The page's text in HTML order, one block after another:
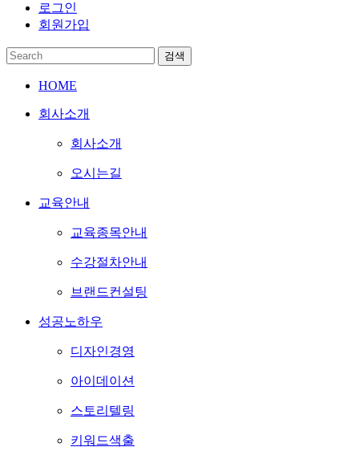
로그인
회원가입
HOME
회사소개
회사소개
오시는길
교육안내
교육종목안내
수강절차안내
브랜드컨설팅
성공노하우
디자인경영
아이데이션
스토리텔링
키워드색출